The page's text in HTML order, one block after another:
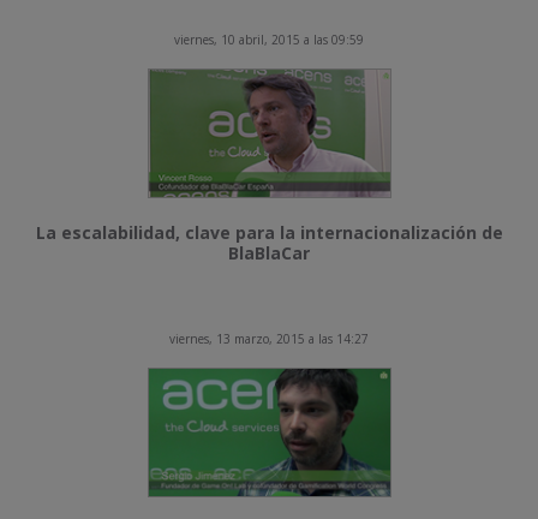
viernes, 10 abril, 2015 a las 09:59
La escalabilidad, clave para la internacionalización de
BlaBlaCar
viernes, 13 marzo, 2015 a las 14:27